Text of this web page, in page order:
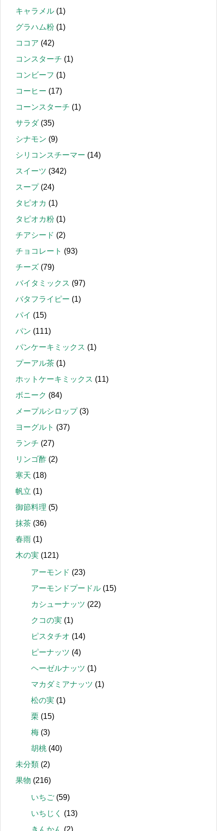
キャラメル (1)
グラハム粉 (1)
ココア (42)
コンスターチ (1)
コンビーフ (1)
コーヒー (17)
コーンスターチ (1)
サラダ(35)
シナモン (9)
シリコンスチーマー (14)
スイーツ (342)
スープ(24)
タピオカ (1)
タピオカ粉 (1)
チアシード (2)
チョコレート (93)
チーズ (79)
バイタミックス (97)
バタフライピー (1)
パイ (15)
パン (111)
パンケーキミックス (1)
プーアル茶 (1)
ホットケーキミックス (11)
ボニーク (84)
メープルシロップ(3)
ヨーグルト (37)
ランチ (27)
リンゴ酢 (2)
寒天 (18)
帆立 (1)
御節料理 (5)
抹茶 (36)
春雨 (1)
木の実 (121)
アーモンド (23)
アーモンドプードル (15)
カシューナッツ (22)
クコの実 (1)
ピスタチオ (14)
ピーナッツ (4)
ヘーゼルナッツ (1)
マカダミアナッツ (1)
松の実 (1)
栗 (15)
梅 (3)
胡桃 (40)
未分類 (2)
果物 (216)
いちご (59)
いちじく
(13)